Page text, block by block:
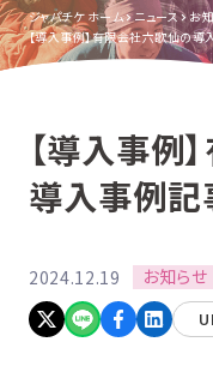
ジャパチケ ホーム ニュース
お
【導入事例】有限会社六歌仙の導
【導入事例
導入事例記
2024.12.19 お知らせ